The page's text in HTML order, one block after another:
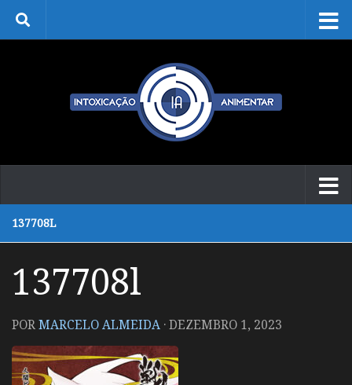
Skip to content
137708L
137708l
PORMARCELO ALMEIDA ·DEZEMBRO 1, 2023